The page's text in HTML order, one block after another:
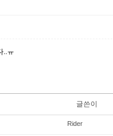
..ㅠ
글쓴이
Rider